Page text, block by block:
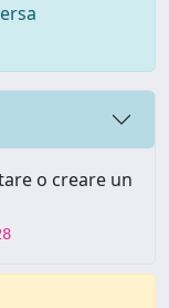
o creare un